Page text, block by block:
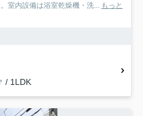
室内設備は浴室乾燥機・洗... もっと
/ 1LDK